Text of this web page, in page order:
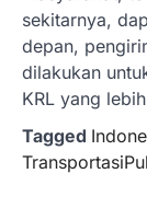
sekitarnya,
depan,
dilakukan
KRL yang
Tagged